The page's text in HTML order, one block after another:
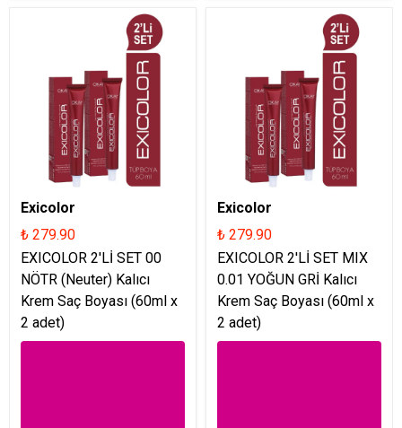
Exicolor
₺ 279.90
EXICOLOR 2'Lİ SET 00
NÖTR (Neuter) Kalıcı
Krem Saç Boyası (60ml x
2 adet)
Exicolor
₺ 279.90
EXICOLOR 2'Lİ SET MIX
0.01 YOĞUN GRİ Kalıcı
Krem Saç Boyası (60ml x
2 adet)